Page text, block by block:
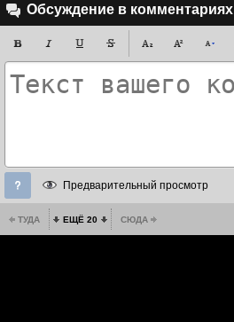
Обсуждение в комментариях
Предварительный просмотр
ТУДА ЕЩЁ 20 СЮДА